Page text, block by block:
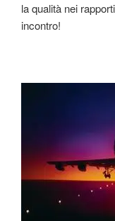
la qualità nei
incontro!